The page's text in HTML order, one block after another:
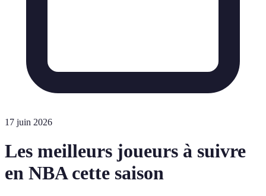
17 juin 2026
Les meilleurs joueurs à suivre
en NBA cette saison